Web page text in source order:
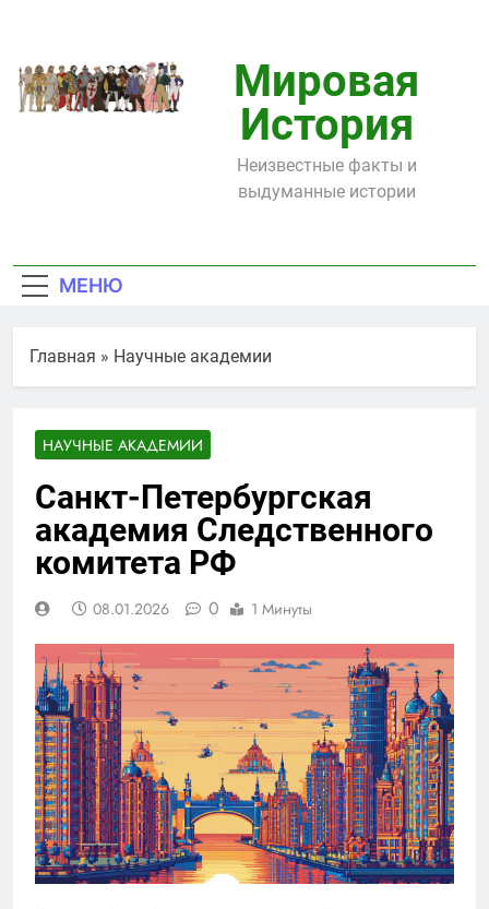
содержимому
Мировая
История
Неизвестные факты и
выдуманные истории
МЕНЮ
Главная » Научные академии
НАУЧНЫЕ АКАДЕМИИ
Санкт-Петербургская
академия Следственного
комитета РФ
08.01.2026 0 1 Минуты